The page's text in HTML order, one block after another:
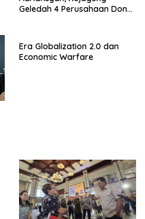
Geledah 4 Perusahaan Don
Era Globalization 2.0 dan
Economic Warfare